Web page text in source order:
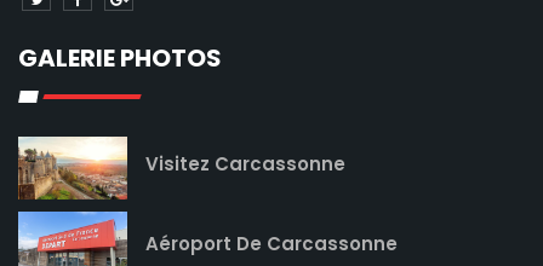
GALERIE PHOTOS
Visitez Carcassonne
Aéroport De Carcassonne